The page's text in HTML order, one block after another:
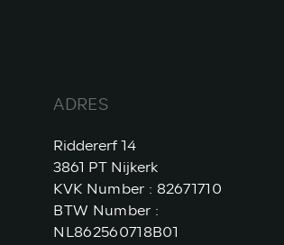
ADRES
Riddererf 14
3861 PT Nijkerk
KVK Number : 82671710
BTW Number :
NL862560718B01